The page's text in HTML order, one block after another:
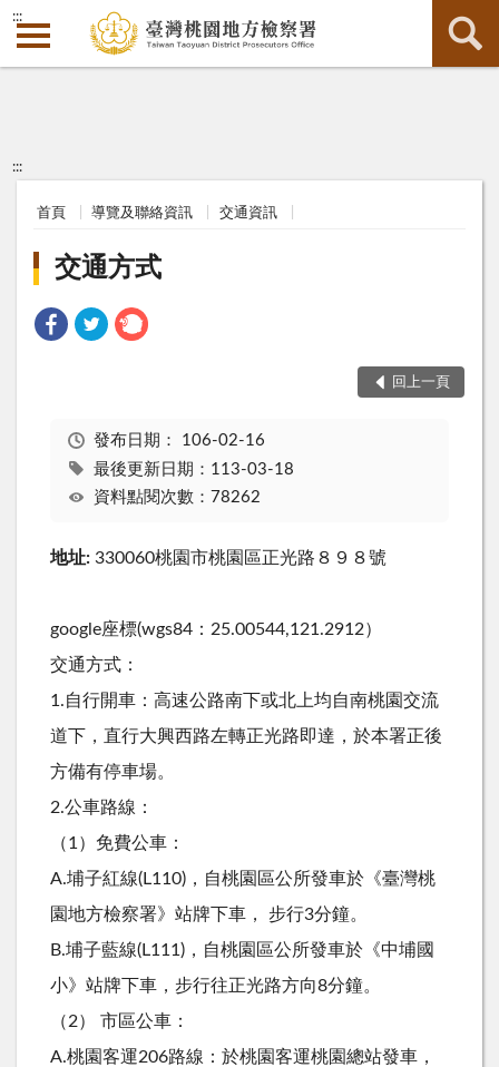
:::
:::
首頁 導覽及聯絡資訊 交通資訊
交通方式
回上一頁
發布日期： 106-02-16
最後更新日期：113-03-18
資料點閱次數：78262
地址: 330060桃園市桃園區正光路８９８號
google座標(wgs84：25.00544,121.2912）
交通方式：
1.自行開車：高速公路南下或北上均自南桃園交流
道下，直行大興西路左轉正光路即達，於本署正後
方備有停車場。
2.公車路線：
（1）免費公車：
A.埔子紅線(L110)，自桃園區公所發車於《臺灣桃
園地方檢察署》站牌下車， 步行3分鐘。
B.埔子藍線(L111)，自桃園區公所發車於《中埔國
小》站牌下車，步行往正光路方向8分鐘。
（2） 市區公車：
A.桃園客運206路線：於桃園客運桃園總站發車，